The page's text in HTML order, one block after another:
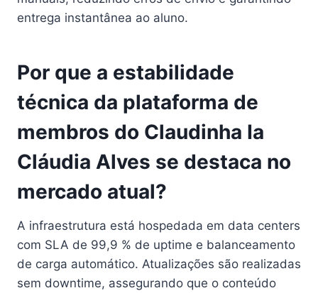
entrega instantânea ao aluno.
Por que a estabilidade
técnica da plataforma de
membros do Claudinha Ia
Cláudia Alves se destaca no
mercado atual?
A infraestrutura está hospedada em data centers
com SLA de 99,9 % de uptime e balanceamento
de carga automático. Atualizações são realizadas
sem downtime, assegurando que o conteúdo